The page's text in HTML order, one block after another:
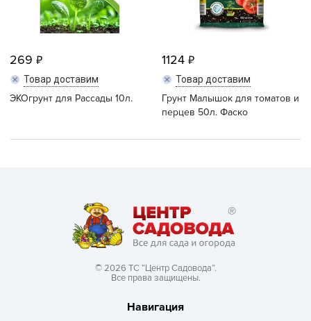
269
Товар доставим
ЭКОгрунт для Рассады 10л.
1124
Товар доставим
Грунт Малышок для томатов и
перцев 50л. Фаско
© 2026 ТС “Центр Садовода”.
Все права защищены.
Навигация